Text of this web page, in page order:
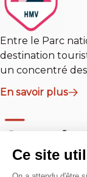
Entre le Parc
destination
un concentré
En savoir plus